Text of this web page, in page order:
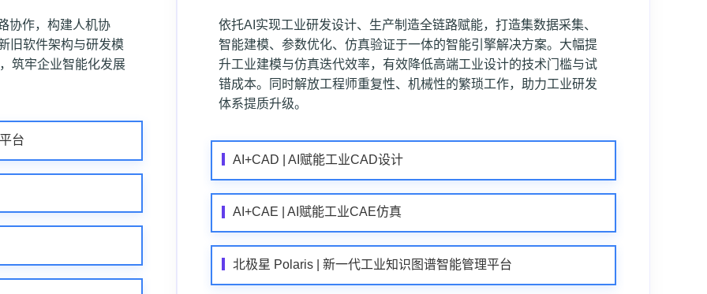
协作，构建人机协
旧软件架构与研发模
筑牢企业智能化发展
台
依托AI实现工业研发设计、生产制造全链路赋能，打造集数据采集、
智能建模、参数优化、仿真验证于一体的智能引擎解决方案。大幅提
升工业建模与仿真迭代效率，有效降低高端工业设计的技术门槛与试
错成本。同时解放工程师重复性、机械性的繁琐工作，助力工业研发
体系提质升级。
AI+CAD | AI赋能工业CAD设计
AI+CAE | AI赋能工业CAE仿真
北极星 Polaris | 新一代工业知识图谱智能管理平台